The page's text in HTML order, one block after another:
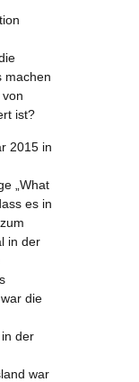
machen
ist?
2015 in
„What
es in
in der
die
der
war